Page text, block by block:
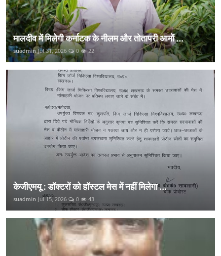
मालदीव में मिलेगी कर्नाटक के नीलम और तोतापरी आमों ...
suadmin Jul 31, 2026 0 22
केजीएमयू : डॉक्टरों को हॉस्टल मेस में नहीं मिलेगा ...
suadmin Jul 15, 2026 0 43